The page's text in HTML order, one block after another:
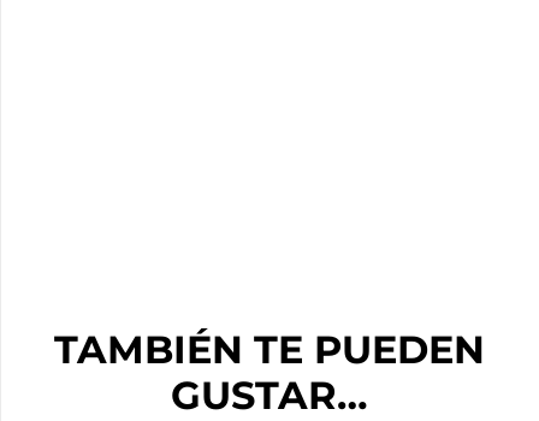
TAMBIÉN TE PUEDEN
GUSTAR…